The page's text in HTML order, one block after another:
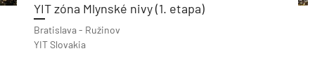
YIT zóna Mlynské nivy (1. etapa)
Bratislava - Ružinov
YIT Slovakia